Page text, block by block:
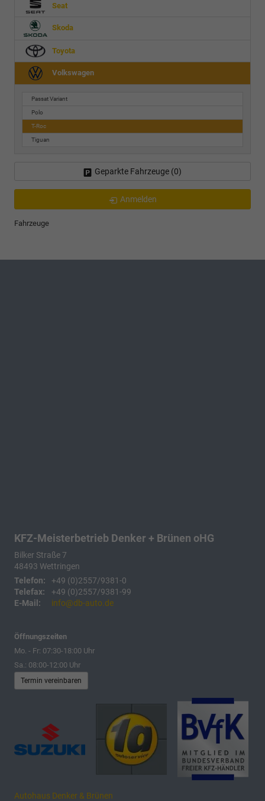
Seat
Skoda
Toyota
Volkswagen
Passat Variant
Polo
T-Roc
Tiguan
Geparkte Fahrzeuge (0)
Anmelden
Fahrzeuge
KFZ-Meisterbetrieb Denker + Brünen oHG
Bilker Straße 7
48493 Wettringen
Telefon:
+49 (0)2557/9381-0
Telefax:
+49 (0)2557/9381-99
E-Mail:
info@db-auto.de
Öffnungszeiten
Mo. - Fr: 07:30-18:00 Uhr
Sa.: 08:00-12:00 Uhr
Termin vereinbaren
Autohaus Denker & Brünen